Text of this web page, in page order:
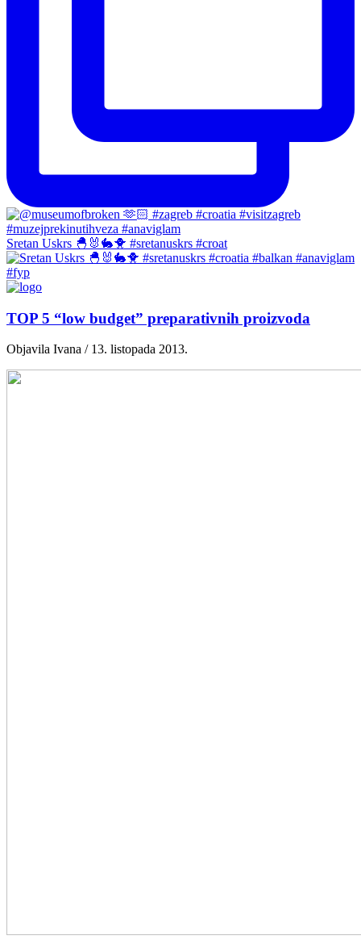
Sretan Uskrs 🐣🐰🐇🐥 #sretanuskrs #croat
TOP 5 “low budget” preparativnih proizvoda
Objavila Ivana / 13. listopada 2013.